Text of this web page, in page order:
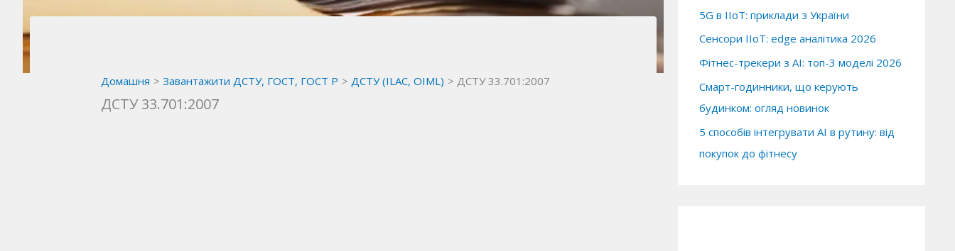
Домашня Завантажити ДСТУ, ГОСТ, ГОСТ Р ДСТУ (ILAC, OIML) ДСТУ 33.701:2007
ДСТУ 33.701:2007
5G в IIoT: приклади з України
Сенсори IIoT: edge аналітика 2026
Фітнес-трекери з AI: топ-3 моделі 2026
Смарт-годинники, що керують
будинком: огляд новинок
5 способів інтегрувати AI в рутину: від
покупок до фітнесу